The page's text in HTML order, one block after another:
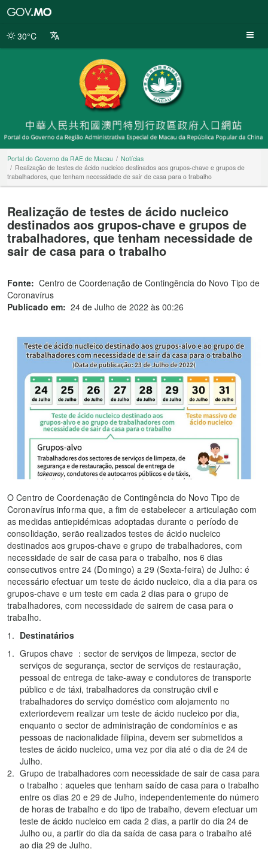
da
30°C
Portal do Governo da RAE de Macau
Notícias
Realização de testes de ácido nucleico destinados aos grupos-chave e grupos de
trabalhadores, que tenham necessidade de sair de casa para o trabalho
Realização de testes de ácido nucleico
destinados aos grupos-chave e grupos de
trabalhadores, que tenham necessidade de
sair de casa para o trabalho
Fonte: Centro de Coordenação de Contingência do Novo Tipo de
Coronavírus
Publicado em: 24 de Julho de 2022 às 00:26
O Centro de Coordenação de Contingência do Novo Tipo de
Coronavírus informa que, a fim de estabelecer a articulação com
as medidas antiepidémicas adoptadas durante o período de
consolidação, serão realizados testes de ácido nucleico
destinados aos grupos-chave e grupo de trabalhadores, com
necessidade de sair de casa para o trabalho, nos 6 dias
consecutivos entre 24 (Domingo) a 29 (Sexta-feira) de Julho: é
necessário efectuar um teste de ácido nucleico, dia a dia para os
grupos-chave e um teste em cada 2 dias para o grupo de
trabalhadores, com necessidade de sairem de casa para o
trabalho.
Destinatários
Grupos chave ：sector de serviços de limpeza, sector de
serviços de segurança, sector de serviços de restauração,
pessoal de entrega de take-away e condutores de transporte
público e de táxi, trabalhadores da construção civil e
trabalhadores do serviço doméstico com alojamento no
exteriordevem realizar um teste de ácido nucleico por dia,
enquanto o sector de administração de condomínios e as
pessoas de nacionalidade filipina, devem ser submetidos a
testes de ácido nucleico, uma vez por dia até o dia de 24 de
Julho.
Grupo de trabalhadores com necessidade de sair de casa para
o trabalho : aqueles que tenham saído de casa para o trabalho
entre os dias 20 e 29 de Julho, independentemente do número
de horas de trabalho e do tipo de trabalho, devem efectuar um
teste de ácido nucleico em cada 2 dias, a partir do dia 24 de
Julho ou, a partir do dia da saída de casa para o trabalho até
ao dia 29 de Julho.